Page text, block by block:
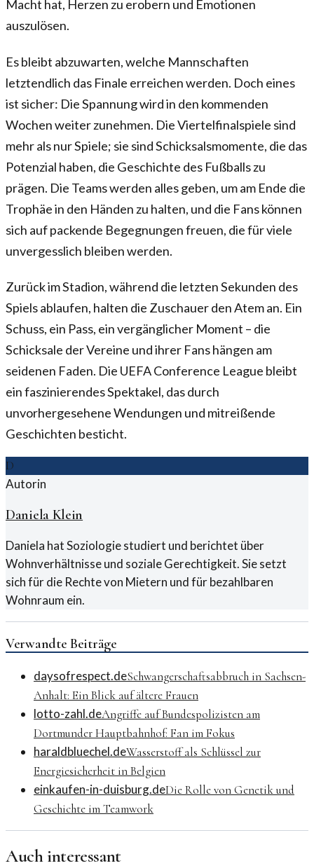
Macht hat, Herzen zu erobern und Emotionen
auszulösen.
Es bleibt abzuwarten, welche Mannschaften
letztendlich das Finale erreichen werden. Doch eines
ist sicher: Die Spannung wird in den kommenden
Wochen weiter zunehmen. Die Viertelfinalspiele sind
mehr als nur Spiele; sie sind Schicksalsmomente, die das
Potenzial haben, die Geschichte des Fußballs zu
prägen. Die Teams werden alles geben, um am Ende die
Trophäe in den Händen zu halten, und die Fans können
sich auf packende Begegnungen freuen, die für viele
unvergesslich bleiben werden.
Zurück im Stadion, während die letzten Sekunden des
Spiels ablaufen, halten die Zuschauer den Atem an. Ein
Schuss, ein Pass, ein vergänglicher Moment – die
Schicksale der Vereine und ihrer Fans hängen am
seidenen Faden. Die UEFA Conference League bleibt
ein faszinierendes Spektakel, das durch
unvorhergesehene Wendungen und mitreißende
Geschichten besticht.
D
Autorin
Daniela Klein
Daniela hat Soziologie studiert und berichtet über
Wohnverhältnisse und soziale Gerechtigkeit. Sie setzt
sich für die Rechte von Mietern und für bezahlbaren
Wohnraum ein.
Verwandte Beiträge
daysofrespect.deSchwangerschaftsabbruch in Sachsen-
Anhalt: Ein Blick auf ältere Frauen
lotto-zahl.deAngriffe auf Bundespolizisten am
Dortmunder Hauptbahnhof: Fan im Fokus
haraldbluechel.deWasserstoff als Schlüssel zur
Energiesicherheit in Belgien
einkaufen-in-duisburg.deDie Rolle von Genetik und
Geschichte im Teamwork
Auch interessant